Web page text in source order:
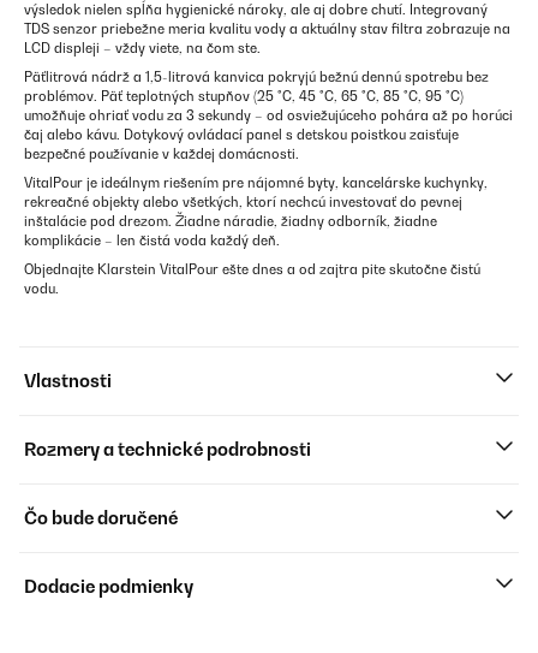
výsledok nielen spĺňa hygienické nároky, ale aj dobre chutí. Integrovaný
TDS senzor priebežne meria kvalitu vody a aktuálny stav filtra zobrazuje na
LCD displeji – vždy viete, na čom ste.
Päťlitrová nádrž a 1,5-litrová kanvica pokryjú bežnú dennú spotrebu bez
problémov. Päť teplotných stupňov (25 °C, 45 °C, 65 °C, 85 °C, 95 °C)
umožňuje ohriať vodu za 3 sekundy – od osviežujúceho pohára až po horúci
čaj alebo kávu. Dotykový ovládací panel s detskou poistkou zaisťuje
bezpečné používanie v každej domácnosti.
VitalPour je ideálnym riešením pre nájomné byty, kancelárske kuchynky,
rekreačné objekty alebo všetkých, ktorí nechcú investovať do pevnej
inštalácie pod drezom. Žiadne náradie, žiadny odborník, žiadne
komplikácie – len čistá voda každý deň.
Objednajte Klarstein VitalPour ešte dnes a od zajtra pite skutočne čistú
vodu.
Vlastnosti
Rozmery a technické podrobnosti
Čo bude doručené
Dodacie podmienky